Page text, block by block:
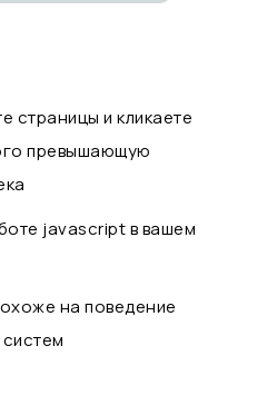
страницы и кликаете
превышающую
javascript в вашем
на поведение